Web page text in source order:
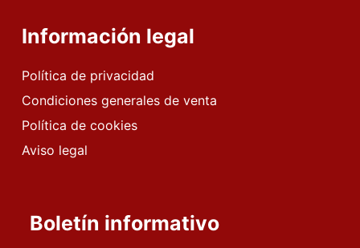
Información legal
Política de privacidad
Condiciones generales de venta
Política de cookies
Aviso legal
Boletín informativo